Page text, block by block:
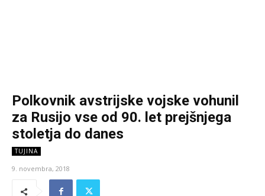
Polkovnik avstrijske vojske vohunil
za Rusijo vse od 90. let prejšnjega
stoletja do danes
TUJINA
9. novembra, 2018